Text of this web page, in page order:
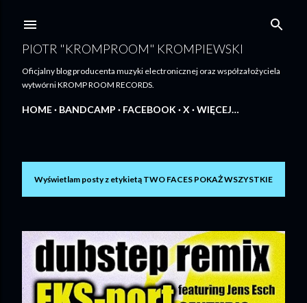
PIOTR "KROMPROOM" KROMPIEWSKI
Oficjalny blog producenta muzyki electronicznej oraz współzałożyciela
wytwórni KROMP ROOM RECORDS.
HOME BANDCAMP FACEBOOK X WIĘCEJ…
P
s
t
y
Wyświetlam posty z etykietą TWO FACES POKAŻ WSZYSTKIE